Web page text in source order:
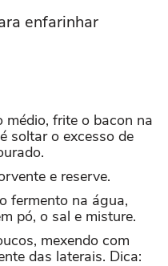
enfarinhar
médio, frite o bacon na
soltar o excesso de
e reserve.
fermento na água,
pó, o sal e misture.
mexendo com
das laterais. Dica: